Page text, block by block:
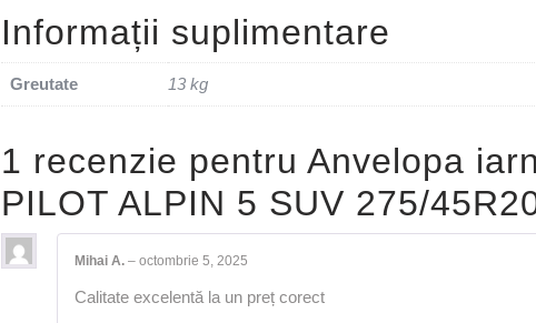
Informații suplimentare
Greutate 13 kg
1 recenzie pentru Anvelopa
PILOT ALPIN 5 SUV 275/
Mihai A. – octombrie 5, 2025
Calitate excelentă la un preț corect